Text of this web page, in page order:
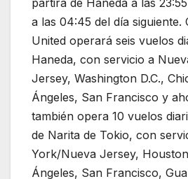
partirá de Haneda a las
a las 04:45 del día siguiente.
United operará seis vuelos
Haneda, con servicio a
Jersey, Washington D.C.,
Ángeles, San Francisco y
también opera 10 vuelos
de Narita de Tokio, con
York/Nueva Jersey,
Ángeles, San Francisco,